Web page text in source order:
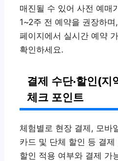
매진될 수 있어 사전 예매
1~2주 전 예약을 권장하
페이지에서 실시간 예약
확인하세요.
결제 수단·할인(지
체크 포인트
체험별로 현장 결제, 모바
카드 및 단체 할인 등 결
할인 적용 여부와 결제 가